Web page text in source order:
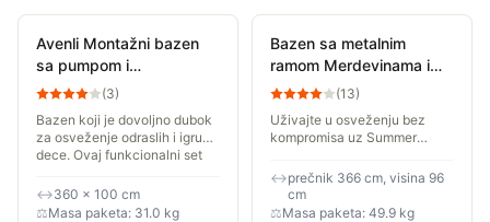
Avenli Montažni bazen
sa pumpom i
merdevinama
375102
(3)
Bazen koji je dovoljno dubok
za osveženje odraslih i igru
dece. Ovaj funkcionalni set
pumpom za održavanje
bistrine vode i...
↔360 × 100 cm
⚖Masa paketa: 31.0 kg
Bazen sa metalnim
ramom Merdevinama i
Pumpom 366x91 cm
Waves
(13)
Uživajte u osveženju bez
kompromisa uz Summer
metalnom konstrukcijom. Sa
prečnikom od 3,66 metara,
ovaj bazen je prava mera za...
↔prečnik 366 cm, visina 96
cm
⚖Masa paketa: 49.9 kg